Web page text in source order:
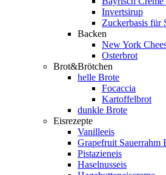
Invertsirup
Zuckerbasis für
Backen
New York
Osterbrot
Brot&Brötchen
helle Brote
Focaccia
Kartoffelbrot
dunkle Brote
Eisrezepte
Vanilleeis
Grapefruit Sauerrahm
Pistazieneis
Haselnusseis